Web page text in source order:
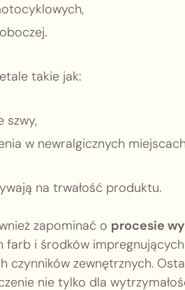
takie jak:
szwy,
w newralgicznych miejscach
na trwałość produktu.
zapominać o procesie
farb i środków
czynników zewnętrznych.
nie tylko dla